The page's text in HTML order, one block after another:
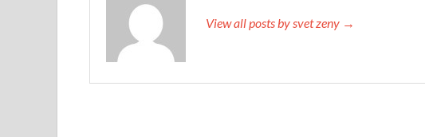
View all posts by svet zeny →